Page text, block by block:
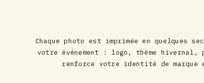
Chaque photo est imprimée en quelques
votre événement : logo, thème hivernal,
renforce votre identité de marque